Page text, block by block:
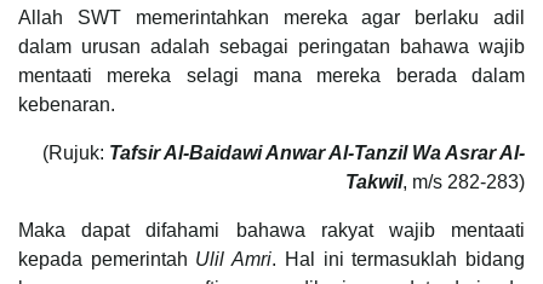
Allah SWT memerintahkan mereka agar berlaku adil
dalam urusan adalah sebagai peringatan bahawa wajib
mentaati mereka selagi mana mereka berada dalam
kebenaran.
(Rujuk: Tafsir Al-Baidawi Anwar Al-Tanzil Wa Asrar Al-
Takwil, m/s 282-283)
Maka dapat difahami bahawa rakyat wajib mentaati
kepada pemerintah Ulil Amri. Hal ini termasuklah bidang